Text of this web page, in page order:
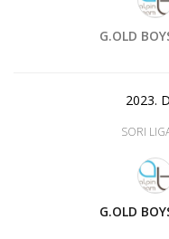
G.OLD
2023.
SORI
G.OLD